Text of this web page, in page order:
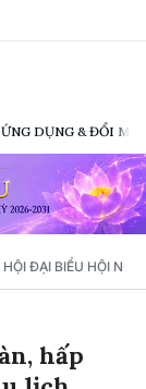
ỨNG DỤNG & ĐỔI
ĐẠI BIỂU HỘI NỮ
hấp
lịch